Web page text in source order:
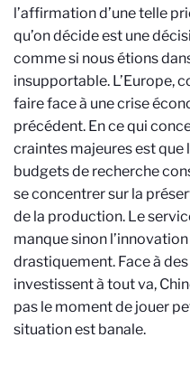
l’affirmation d’une telle
qu’on décide est une
comme si nous étions
insupportable. L’Europe,
faire face à une crise
précédent. En ce qui
craintes majeures est
budgets de recherche
se concentrer sur la
de la production. Le
manque sinon
drastiquement. Face à
investissent à tout va,
pas le moment de jouer
situation est banale.